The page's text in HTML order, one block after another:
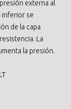
externa al
inferior se
de la capa
La
la presión.